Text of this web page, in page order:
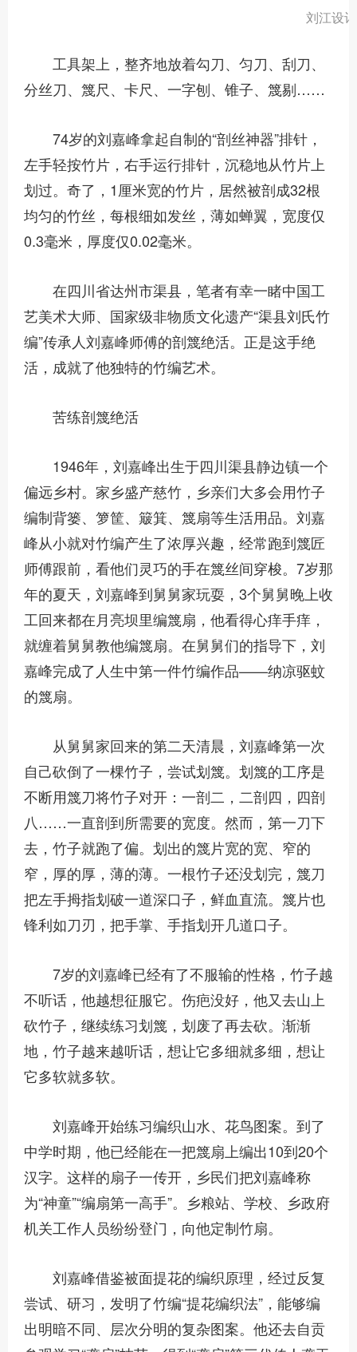
刘江设计
工具架上，整齐地放着勾刀、匀刀、刮刀、
分丝刀、篾尺、卡尺、一字刨、锥子、篾剔……
74岁的刘嘉峰拿起自制的“剖丝神器”排针，
左手轻按竹片，右手运行排针，沉稳地从竹片上
划过。奇了，1厘米宽的竹片，居然被剖成32根
均匀的竹丝，每根细如发丝，薄如蝉翼，宽度仅
0.3毫米，厚度仅0.02毫米。
在四川省达州市渠县，笔者有幸一睹中国工
艺美术大师、国家级非物质文化遗产“渠县刘氏竹
编”传承人刘嘉峰师傅的剖篾绝活。正是这手绝
活，成就了他独特的竹编艺术。
苦练剖篾绝活
1946年，刘嘉峰出生于四川渠县静边镇一个
偏远乡村。家乡盛产慈竹，乡亲们大多会用竹子
编制背篓、箩筐、簸箕、篾扇等生活用品。刘嘉
峰从小就对竹编产生了浓厚兴趣，经常跑到篾匠
师傅跟前，看他们灵巧的手在篾丝间穿梭。7岁那
年的夏天，刘嘉峰到舅舅家玩耍，3个舅舅晚上收
工回来都在月亮坝里编篾扇，他看得心痒手痒，
就缠着舅舅教他编篾扇。在舅舅们的指导下，刘
嘉峰完成了人生中第一件竹编作品——纳凉驱蚊
的篾扇。
从舅舅家回来的第二天清晨，刘嘉峰第一次
自己砍倒了一棵竹子，尝试划篾。划篾的工序是
不断用篾刀将竹子对开：一剖二，二剖四，四剖
八……一直剖到所需要的宽度。然而，第一刀下
去，竹子就跑了偏。划出的篾片宽的宽、窄的
窄，厚的厚，薄的薄。一根竹子还没划完，篾刀
把左手拇指划破一道深口子，鲜血直流。篾片也
锋利如刀刃，把手掌、手指划开几道口子。
7岁的刘嘉峰已经有了不服输的性格，竹子越
不听话，他越想征服它。伤疤没好，他又去山上
砍竹子，继续练习划篾，划废了再去砍。渐渐
地，竹子越来越听话，想让它多细就多细，想让
它多软就多软。
刘嘉峰开始练习编织山水、花鸟图案。到了
中学时期，他已经能在一把篾扇上编出10到20个
汉字。这样的扇子一传开，乡民们把刘嘉峰称
为“神童”“编扇第一高手”。乡粮站、学校、乡政府
机关工作人员纷纷登门，向他定制竹扇。
刘嘉峰借鉴被面提花的编织原理，经过反复
尝试、研习，发明了竹编“提花编织法”，能够编
出明暗不同、层次分明的复杂图案。他还去自贡